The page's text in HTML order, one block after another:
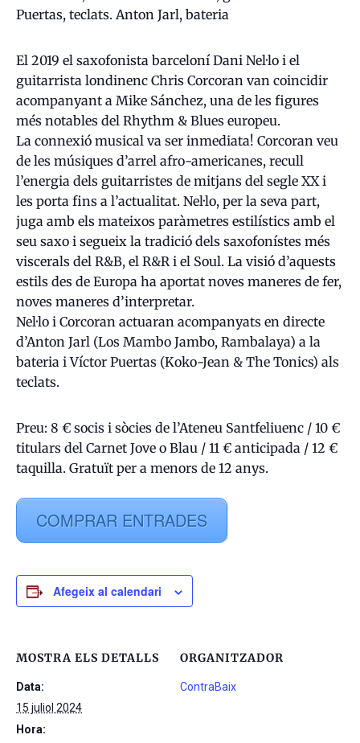
Puertas, teclats. Anton Jarl, bateria
El 2019 el saxofonista barceloní Dani Nel·lo i el
guitarrista londinenc Chris Corcoran van coincidir
acompanyant a Mike Sánchez, una de les figures
més notables del Rhythm & Blues europeu.
La connexió musical va ser inmediata! Corcoran veu
de les músiques d’arrel afro-americanes, recull
l’energia dels guitarristes de mitjans del segle XX i
les porta fins a l’actualitat. Nel·lo, per la seva part,
juga amb els mateixos paràmetres estilístics amb el
seu saxo i segueix la tradició dels saxofonístes més
viscerals del R&B, el R&R i el Soul. La visió d’aquests
estils des de Europa ha aportat noves maneres de fer,
noves maneres d’interpretar.
Nel·lo i Corcoran actuaran acompanyats en directe
d’Anton Jarl (Los Mambo Jambo, Rambalaya) a la
bateria i Víctor Puertas (Koko-Jean & The Tonics) als
teclats.
Preu: 8 € socis i sòcies de l’Ateneu Santfeliuenc / 10 €
titulars del Carnet Jove o Blau / 11 € anticipada / 12 €
taquilla. Gratuït per a menors de 12 anys.
COMPRAR ENTRADES
Afegeix al calendari
MOSTRA ELS DETALLS
Data:
15 juliol 2024
Hora:
ORGANITZADOR
ContraBaix